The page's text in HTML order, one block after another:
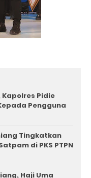
Pidie
Pengguna
Tingkatkan
di PKS PTPN
Haji Uma